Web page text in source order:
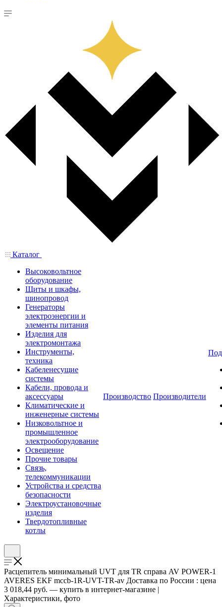
Каталог
Высоковольтное
оборудование
Щиты и шкафы,
шинопровод
Генераторы
электроэнергии и
элементы питания
Изделия для
электромонтажа
Инструменты,
техника
Кабеленесущие
системы
Кабели, провода и
аксессуары
Климатические и
инженерные системы
Низковольтное и
промышленное
электрооборудование
Освещение
Прочие товары
Связь,
телекоммуникации
Устройства и средства
безопасности
Электроустановочные
изделия
Твердотопливные
котлы
Производство Производители
Расцепитель минимальный UVT для TR справа AV POWER-1
AVERES EKF mccb-1R-UVT-TR-av Доставка по России : цена
3 018,44 руб. — купить в интернет-магазине |
Характеристики, фото